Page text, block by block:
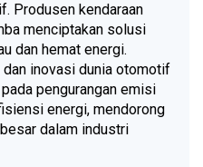
Produsen kendaraan
menciptakan solusi
dan hemat energi.
dan inovasi dunia otomotif
pengurangan emisi
energi, mendorong
dalam industri